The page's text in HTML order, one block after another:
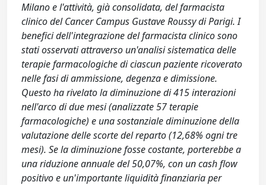
Milano e l'attività, già consolidata, del farmacista
clinico del Cancer Campus Gustave Roussy di Parigi. I
benefici dell'integrazione del farmacista clinico sono
stati osservati attraverso un'analisi sistematica delle
terapie farmacologiche di ciascun paziente ricoverato
nelle fasi di ammissione, degenza e dimissione.
Questo ha rivelato la diminuzione di 415 interazioni
nell'arco di due mesi (analizzate 57 terapie
farmacologiche) e una sostanziale diminuzione della
valutazione delle scorte del reparto (12,68% ogni tre
mesi). Se la diminuzione fosse costante, porterebbe a
una riduzione annuale del 50,07%, con un cash flow
positivo e un'importante liquidità finanziaria per